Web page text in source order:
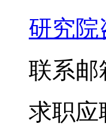
研究院
联系邮
求职应